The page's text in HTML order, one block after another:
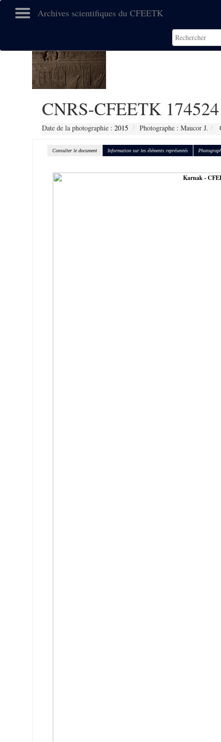
Archives scientifiques du CFEETK
CNRS-CFEETK 174524
Date de la photographie : 2015 Photographe : Maucor J.
Consulter le document Information sur les éléments représentés